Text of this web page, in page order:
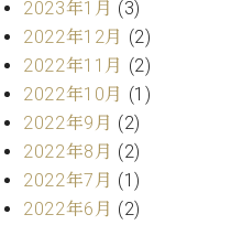
ア
ッ
プ
ラ
イ
ト
ピ
ア
ノ
ご
愛
者
の
声
情
報
ホー
ル・
スタ
ジオ
タル
ホー
2023年1月 (3)
2022年12月 (2)
2022年11月 (2)
2022年10月 (1)
2022年9月 (2)
2022年8月 (2)
2022年7月 (1)
2022年6月 (2)